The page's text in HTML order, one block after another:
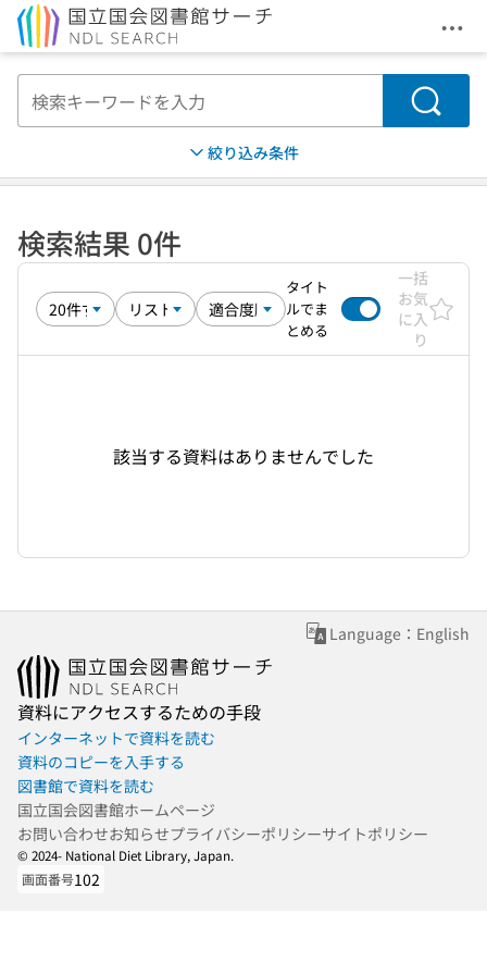
メ
検索
絞り込み条件
検索結果 0件
タイト
ルでま
とめる
一括
お気
に入
り
該当する資料はありませんでした
Language：English
資料にアクセスするための手段
インターネットで資料を読む
資料のコピーを入手する
図書館で資料を読む
国立国会図書館ホームページ
お問い合わせお知らせプライバシーポリシーサイトポリシー
© 2024- National Diet Library, Japan.
画面番号102